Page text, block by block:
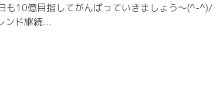
も10億目指してがんばっていきましょう〜(^-^)/
ンド継続...